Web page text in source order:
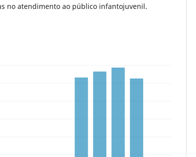
no atendimento ao público infantojuvenil.